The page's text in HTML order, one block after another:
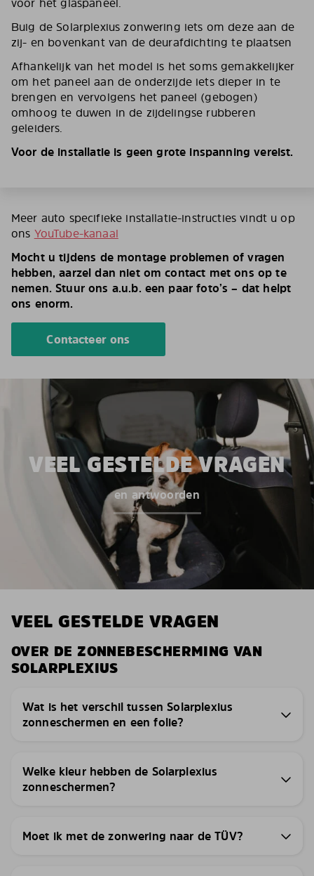
Buig de Solarplexius zonwering iets om deze aan de
zij- en bovenkant van de deurafdichting te plaatsen
Afhankelijk van het model is het soms gemakkelijker
om het paneel aan de onderzijde iets dieper in te
brengen en vervolgens het paneel (gebogen)
omhoog te duwen in de zijdelingse rubberen
geleiders.
Voor de installatie is geen grote inspanning vereist.
Meer auto specifieke installatie-instructies vindt u op
ons YouTube-kanaal
Mocht u tijdens de montage problemen of vragen
hebben, aarzel dan niet om contact met ons op te
nemen. Stuur ons a.u.b. een paar foto’s – dat helpt
ons enorm.
Contacteer ons
VEEL GESTELDE VRAGEN
en antwoorden
VEEL GESTELDE VRAGEN
OVER DE ZONNEBESCHERMING VAN
SOLARPLEXIUS
Wat is het verschil tussen Solarplexius
zonneschermen en een folie?
Welke kleur hebben de Solarplexius
zonneschermen?
Moet ik met de zonwering naar de TÜV?